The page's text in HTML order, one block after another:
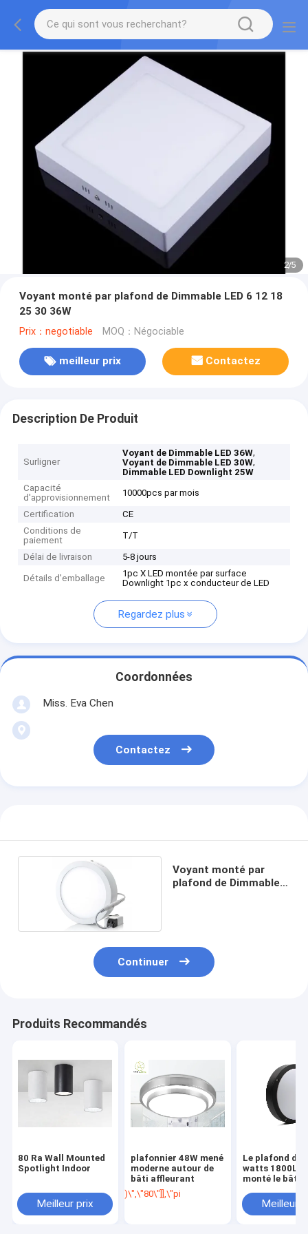
2/5
Voyant monté par plafond de Dimmable LED 6 12 18
25 30 36W
Prix：negotiable MOQ：Négociable
meilleur prix Contactez
Description De Produit
Surligner
Voyant de Dimmable LED 36W,
Voyant de Dimmable LED 30W,
Dimmable LED Downlight 25W
Capacité
d'approvisionnement
10000pcs par mois
Certification
CE
Conditions de
paiement
T/T
Délai de livraison 5-8 jours
Détails d'emballage
1pc X LED montée par surface
Downlight 1pc x conducteur de LED
Regardez plus
Coordonnées
Miss. Eva Chen
Contactez
Voyant monté par
plafond de Dimmable
Continuer
Produits Recommandés
80 Ra Wall Mounted
Spotlight Indoor
Meilleur prix
plafonnier 48W mené
moderne autour de
bâti affleurant
)\",\"80\"]],\"picurl\":\"\\/photo\\/
Le plafond de
watts 1800LM
monté le bâti
cercle simple
lumières
Meilleur